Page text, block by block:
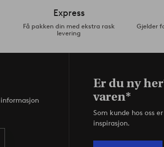
Express
Få pakken din med ekstra rask
levering
Gjelder
Er du ny
varen*
Som kunde hos oss
inspirasjon.